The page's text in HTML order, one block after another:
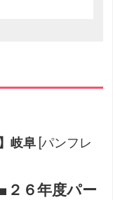
岐阜 [パンフレ
２６年度パー